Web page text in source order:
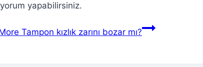
yapabilirsiniz.
Tampon kızlık zarını bozar mı?